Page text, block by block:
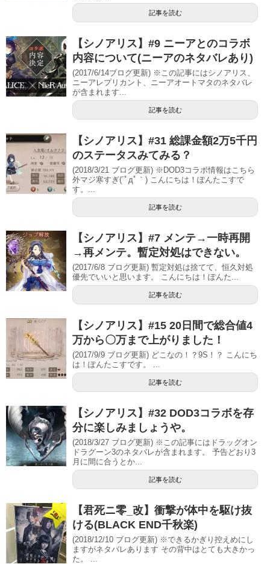
記事を読む
【シノアリス】#9 ニーアとのコラボ
内容について(ニーアのネタバレあり)
(2017/6/14ブログ更新) ※この記事にはシノアリス、
ニーアレプリカント、ニーアオートマタのネタバレ
が含まれます...
記事を読む
【シノアリス】#31 総課金額2万5千円
のステータスみてみる？
(2018/3/21 ブログ更新) ※DOD3コラボ情報はこちら
外マジ寒すぎ(´ﾟдﾟ｀) こんにちは！ぽんたこすで
す。...
記事を読む
【シノアリス】#7 メンテ→一時再開
→再メンテ。暫定対処はできない。
(2017/6/8 ブログ更新) 暫定対処は捨てて、恒久対処
優先でいいと思います。 こんにちは！ぽんた...
記事を読む
【シノアリス】#15 20日間で総合値4
万から〇万まで上がりました！
(2017/9/9 ブログ更新) どこなの！？9S！？ こんにち
は！ぽんたこすです。 ...
記事を読む
【シノアリス】#32 DOD3コラボを存
分に楽しみましょうや。
(2018/3/27 ブログ更新) ※この記事にはドラッグオン
ドラグーン3のネタバレが含まれます。 予告どおり3
月に間に合うとか...
記事を読む
【君死ニ零_改】衝撃が体中を駆け抜
ける(BLACK END千秋楽)
(2018/12/10 ブログ更新) ※できるかぎり控えめにし
ますがネタバレあります その背中はとても大きかっ
た。 ...